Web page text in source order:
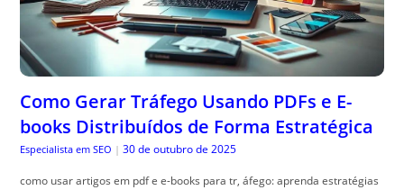
Como Gerar Tráfego Usando PDFs e E-
books Distribuídos de Forma Estratégica
Especialista em SEO | 30 de outubro de 2025
como usar artigos em pdf e e-books para tr, áfego: aprenda estratégias